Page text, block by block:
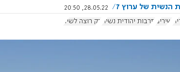
הנשית של ערוץ 7
28.05.22, 20:50
שירים תרבות יהודית נשית רק רוצה לשיר